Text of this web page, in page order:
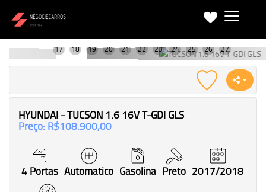
HYUNDAI - TUCSON 1.6 16V T-GDI GLS
Preço: R$108.900,00
4 Portas Automatico Gasolina Preto 2017/2018